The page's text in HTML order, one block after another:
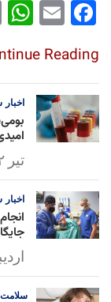
Fac
ok
Em
p
Reading
اخبار
تیر ۲۲, ۱۴۰۵
اخبار
جایگاه
سلامت